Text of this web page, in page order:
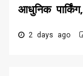
आधुनिक
2 days ago